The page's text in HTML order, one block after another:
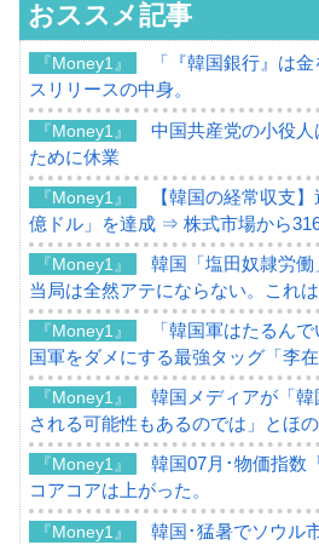
おススメ記事
『Money1』
「『韓国銀行』は
スリリースの中身。
『Money1』
中国共産党の小役
ために休業
『Money1』
【韓国の経常収支
億ドル」を達成 ⇒ 株式市場から
『Money1』
韓国「塩田奴隷労
当局は全然アテにならない。これ
『Money1』
「韓国軍はたるん
国軍をダメにする最強タッグ「李在
『Money1』
韓国メディアが「
される可能性もあるのでは」とほの
『Money1』
韓国07月･物価指数
コアコアは上がった。
『Money1』
韓国･猛暑でソウル